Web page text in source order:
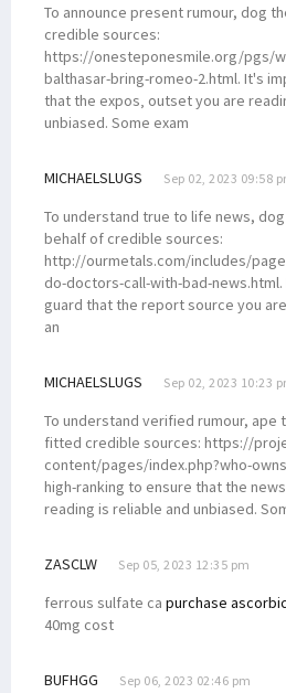
To announce present rumour, dog
credible sources:
https://onesteponesmile.org/pgs/
balthasar-bring-romeo-2.html. It's
that the expos‚ outset you are
unbiased. Some exam
MICHAELSLUGS Sep 02, 2023 09:58
To understand true to life news,
behalf of credible sources:
http://ourmetals.com/includes/
do-doctors-call-with-bad-
guard that the report source you
an
MICHAELSLUGS Sep 02, 2023 10:23
To understand verified rumour, ape
fitted credible sources: https://
content/pages/index.php?who-
high-ranking to ensure that the
reading is reliable and unbiased.
ZASCLW Sep 05, 2023 12:35 pm
ferrous sulfate ca purchase
40mg cost
BUFHGG Sep 06, 2023 02:46 pm